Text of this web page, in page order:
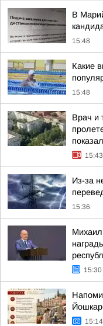
В
15:48
Какие
15:48
Врач и
15:43
Из-за
15:36
Михаил
15:30
15:14